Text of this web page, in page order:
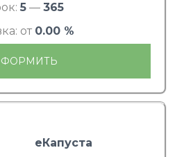
5 — 365
от 0.00 %
еКапуста